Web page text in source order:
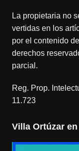
La propietaria no
vertidas en los
por el contenido
derechos
parcial.
Reg. Prop.
11.723
Villa Ortúzar